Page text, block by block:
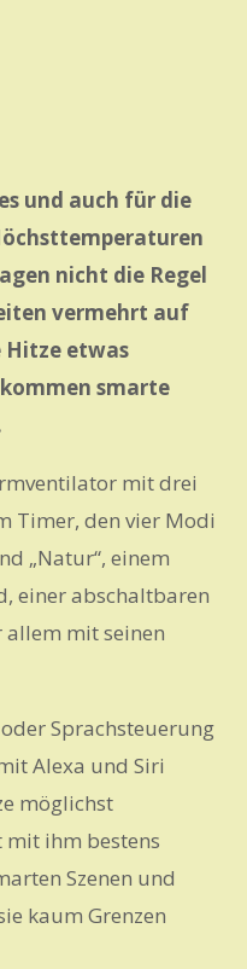
und auch für die
nicht die Regel
vermehrt auf
Hitze etwas
smarte
mit drei
Timer, den vier Modi
„Natur“, einem
einer abschaltbaren
allem mit seinen
Sprachsteuerung
Alexa und Siri
möglichst
ihm bestens
Szenen und
kaum Grenzen